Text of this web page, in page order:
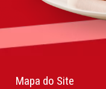
Mapa do Site